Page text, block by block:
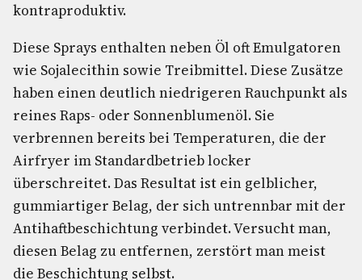
kontraproduktiv.
Diese Sprays enthalten neben Öl oft Emulgatoren
wie Sojalecithin sowie Treibmittel. Diese Zusätze
haben einen deutlich niedrigeren Rauchpunkt als
reines Raps- oder Sonnenblumenöl. Sie
verbrennen bereits bei Temperaturen, die der
Airfryer im Standardbetrieb locker
überschreitet. Das Resultat ist ein gelblicher,
gummiartiger Belag, der sich untrennbar mit der
Antihaftbeschichtung verbindet. Versucht man,
diesen Belag zu entfernen, zerstört man meist
die Beschichtung selbst.